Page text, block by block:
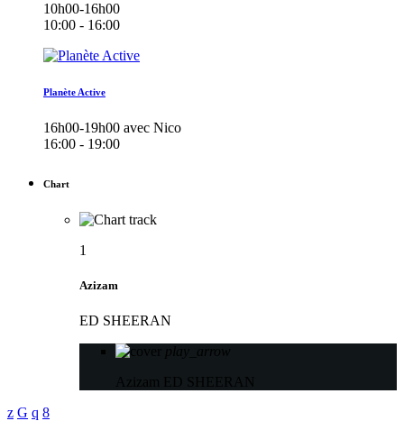
10h00-16h00
10:00 - 16:00
Planète Active
16h00-19h00 avec Nico
16:00 - 19:00
Chart
1
Azizam
ED SHEERAN
play_arrow
Azizam
ED SHEERAN